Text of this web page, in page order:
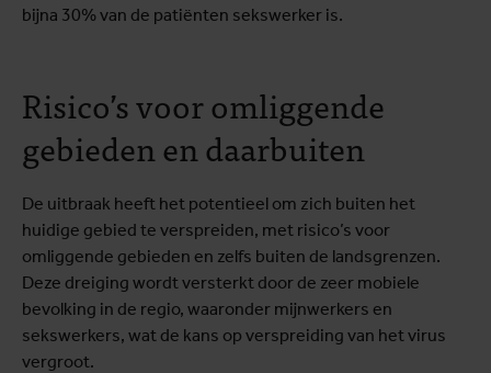
bijna 30% van de patiënten sekswerker is.
Risico’s voor omliggende
gebieden en daarbuiten
De uitbraak heeft het potentieel om zich buiten het
huidige gebied te verspreiden, met risico’s voor
omliggende gebieden en zelfs buiten de landsgrenzen.
Deze dreiging wordt versterkt door de zeer mobiele
bevolking in de regio, waaronder mijnwerkers en
sekswerkers, wat de kans op verspreiding van het virus
vergroot.